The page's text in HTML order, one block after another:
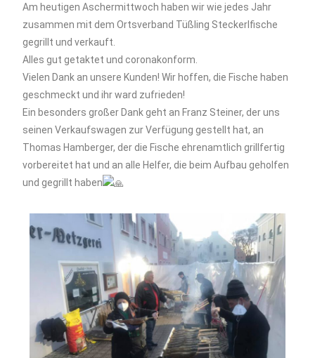
Am heutigen Aschermittwoch haben wir wie jedes Jahr
zusammen mit dem Ortsverband Tüßling Steckerlfische
gegrillt und verkauft.
Alles gut getaktet und coronakonform.
Vielen Dank an unsere Kunden! Wir hoffen, die Fische haben
geschmeckt und ihr ward zufrieden!
Ein besonders großer Dank geht an Franz Steiner, der uns
seinen Verkaufswagen zur Verfügung gestellt hat, an
Thomas Hamberger, der die Fische ehrenamtlich grillfertig
vorbereitet hat und an alle Helfer, die beim Aufbau geholfen
und gegrillt haben